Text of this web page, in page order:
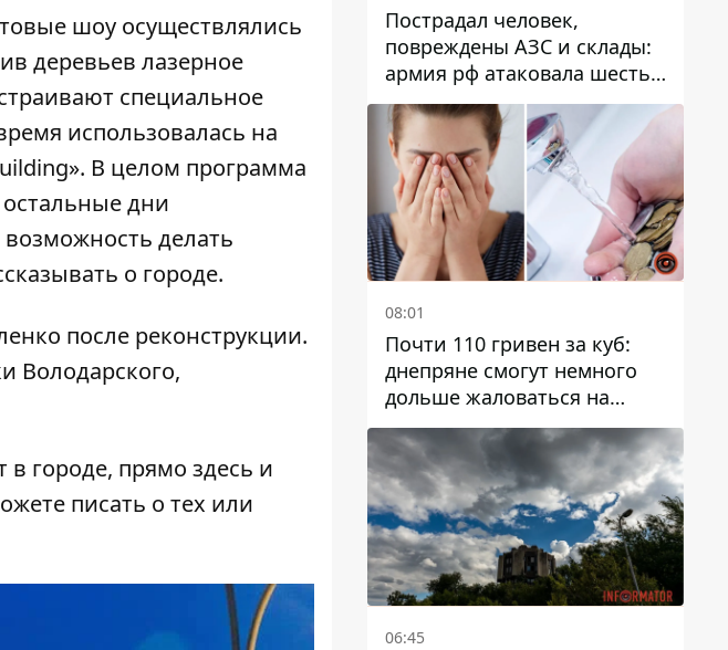
шоу осуществлялись
деревьев лазерное
специальное
использовалась на
В целом программа
остальные дни
делать
о городе.
после реконструкции.
Володарского,
городе, прямо здесь и
писать о тех или
Пострадал человек,
повреждены АЗС и склады:
армия рф атаковала шесть
районов Днепропетровской
области
08:01
Почти 110 гривен за куб:
днепряне смогут немного
дольше жаловаться на
запланированные тарифы
на воду на 2027 год
06:45